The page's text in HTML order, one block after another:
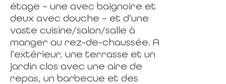
étage – une avec baignoire et
deux avec douche – et d’une
vaste cuisine/salon/salle à
manger au rez-de-chaussée. A
l’extérieur, une terrasse et un
jardin clos avec une aire de
repas, un barbecue et des